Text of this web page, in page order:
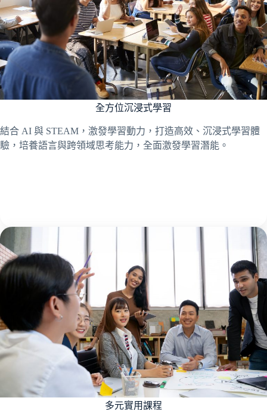
全方位沉浸式學習
結合 AI 與 STEAM，激發學習動力，打造高效、沉浸式學習體
驗，培養語言與跨領域思考能力，全面激發學習潛能。
多元實用課程